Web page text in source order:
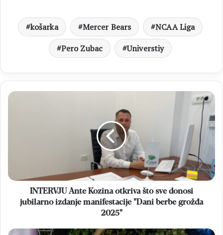
košarka Mercer Bears
NCAA Liga
Pero Zubac
Universtiy
INTERVJU
izdanje
manifestacije
"Dani
2025"
INTERVJU Ante Kozina otkriva što sve donosi
jubilarno izdanje manifestacije "Dani berbe grožđa
2025"
BLAŽ